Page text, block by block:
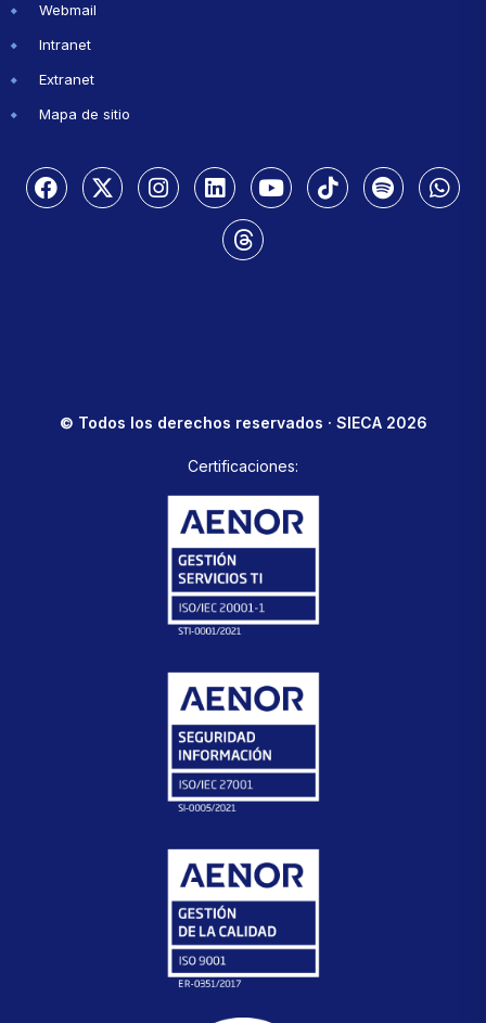
Webmail
Intranet
Extranet
Mapa de sitio
© Todos los derechos reservados · SIECA 2026
Certificaciones: